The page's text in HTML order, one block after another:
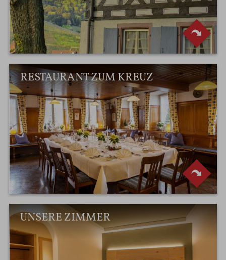
RESTAURANT ZUM KREUZ
UNSERE ZIMMER